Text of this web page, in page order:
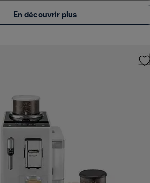
En découvrir plus